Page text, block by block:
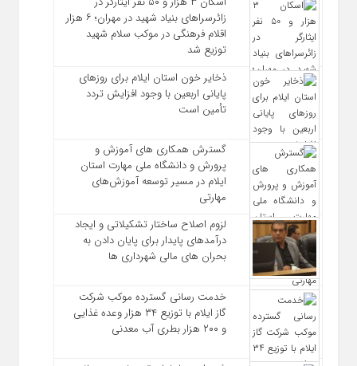
زائرسراهای بنیاد شهید در مهران؛ ۶ هزار
اقلام فرهنگی در موکب سلام شهید
توزیع شد
ذخایر خون استان ایلام برای روزهای
پایانی اربعین با وجود افزایش تردد
تأمین است
گسترش همکاری‌ های آموزش و
پرورش و دانشگاه ملی مهارت استان
ایلام در مسیر توسعه آموزش‌های
مهارتی
لزوم اصلاح ساختار تشکیلاتی و ایجاد
درآمدهای پایدار برای پایان دادن به
بحران‌ های مالی شهرداری‌ ها
خدمت رسانی گسترده موکب شرکت
گاز ایلام با توزیع ۳۴ هزار وعده غذایی
و ۲۰۰ هزار بطری آب معدنی